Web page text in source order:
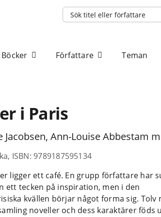
Sök
efter:
Böcker Författare Teman
i Paris
Jacobsen, Ann-Louise Abbestam
ISBN: 9789187595134
ligger ett café. En grupp författare har
ett tecken på inspiration, men i den
kvällen börjar något forma sig. Tolv
noveller och dess karaktärer föds